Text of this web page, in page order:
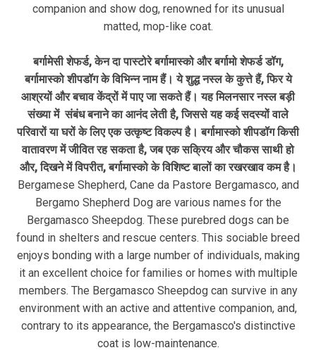
companion and show dog, renowned for its unusual
matted, mop-like coat.
बर्गामेसी शेफर्ड, केन दा पास्टोरे बर्गामास्को और बर्गामो शेफर्ड डॉग,
बर्गामास्को शीपडॉग के विभिन्न नाम हैं। ये शुद्ध नस्ल के कुत्ते हैं, फिर ये
आश्रयों और बचाव केंद्रों में पाए जा सकते हैं। यह मिलनसार नस्ल बड़ी
संख्या में संबंध बनाने का आनंद लेती है, जिससे यह कई सदस्यों वाले
परिवारों या घरों के लिए एक उत्कृष्ट विकल्प है। बर्गामास्को शीपडॉग किसी
वातावरण में जीवित रह सकता है, जब एक सक्रिय और चौकस साथी हो
और, दिखने में विपरीत, बर्गामास्को के विशिष्ट बालों का रखरखाव कम है।
Bergamese Shepherd, Cane da Pastore Bergamasco, and
Bergamo Shepherd Dog are various names for the
Bergamasco Sheepdog. These purebred dogs can be
found in shelters and rescue centers. This sociable breed
enjoys bonding with a large number of individuals, making
it an excellent choice for families or homes with multiple
members. The Bergamasco Sheepdog can survive in any
environment with an active and attentive companion, and,
contrary to its appearance, the Bergamasco's distinctive
coat is low-maintenance.